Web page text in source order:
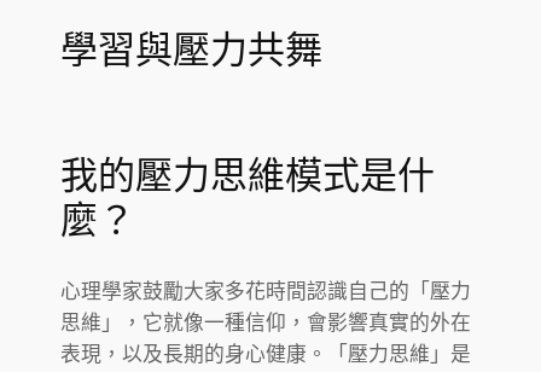
學習與壓力共舞
我的壓力思維模式是什
麼？
心理學家鼓勵大家多花時間認識自己的「壓力
思維」，它就像一種信仰，會影響真實的外在
表現，以及長期的身心健康。「壓力思維」是